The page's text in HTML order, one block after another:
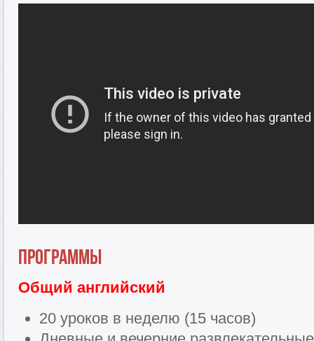
Программы
Общий английский
20 уроков в неделю (15 часов)